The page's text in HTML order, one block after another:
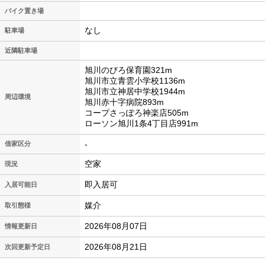
バイク置き場
駐車場 なし
近隣駐車場
周辺環境
旭川のびろ保育園321m
旭川市立青雲小学校1136m
旭川市立神居中学校1944m
旭川赤十字病院893m
コープさっぽろ神楽店505m
ローソン旭川1条4丁目店991m
借家区分 -
現況 空家
入居可能日 即入居可
取引態様 媒介
情報更新日 2026年08月07日
次回更新予定日 2026年08月21日